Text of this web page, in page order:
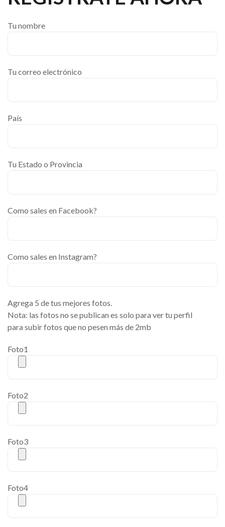
Tu nombre
Tu correo electrónico
País
Tu Estado o Provincia
Como sales en Facebook?
Como sales en Instagram?
Agrega 5 de tus mejores fotos.
Nota: las fotos no se publican es solo para ver tu perfil
para subir fotos que no pesen más de 2mb
Foto1
Foto2
Foto3
Foto4